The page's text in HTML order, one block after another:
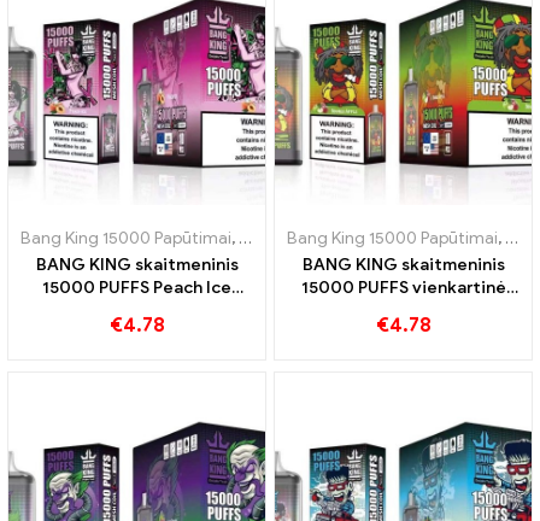
Bang King 15000 Papūtimai, Vienkartinės elektroninės cigaretės
BANG KING skaitmeninis
15000 PUFFS Peach Ice
cigaretė
€4.78
Bang King 15000 Papūtimai,
BANG KING skaitmeninis
15000 PUFFS vienkartinė
raudonų ir žalių obuolių
€4.78